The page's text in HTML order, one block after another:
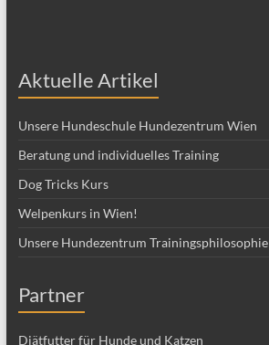
Aktuelle Artikel
Unsere Hundeschule Hundezentrum Wien
Beratung und individuelles Training
Dog Tricks Kurs
Welpenkurs in Wien!
Unsere Hundezentrum Trainingsphilosophie
Partner
Diätfutter für Hunde und Katzen